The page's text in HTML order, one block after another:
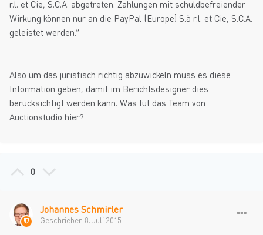
r.l. et Cie, S.C.A. abgetreten. Zahlungen mit schuldbefreiender
Wirkung können nur an die PayPal (Europe) S.à r.l. et Cie, S.C.A.
geleistet werden.“
Also um das juristisch richtig abzuwickeln muss es diese
Information geben, damit im Berichtsdesigner dies
berücksichtigt werden kann. Was tut das Team von
Auctionstudio hier?
0
Johannes Schmirler
Geschrieben 8. Juli 2015